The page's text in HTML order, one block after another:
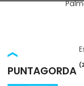
PUNTAGORDA